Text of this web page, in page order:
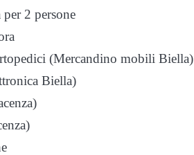
2 persone
(Mercandino mobili Biella)
Biella)